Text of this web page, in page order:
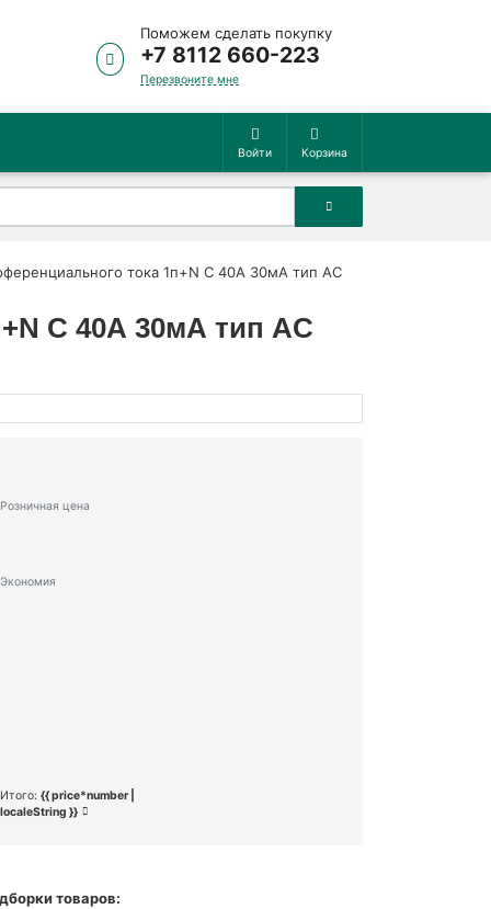
Поможем сделать покупку
+7 8112 660-223
Перезвоните мне
Войти Корзина
тока 1п+N C 40А 30мА тип AC
C 40А 30мА тип AC
Розничная цена
Экономия
Итого: {{ price*number |
localeString }}
товаров: